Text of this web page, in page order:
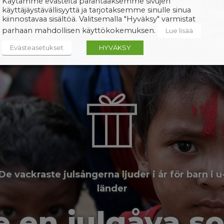
vackraste julsångerna ljuder i år för barn i
länder
käyttäjäystävällisyyttä ja tarjotaksemme sinulle sinua
kiinnostavaa sisältöä. Valitsemalla "Hyväksy" varmistat
parhaan mahdollisen käyttökokemuksen.
Lue lisää
Evästeasetukset HYVÄKSY